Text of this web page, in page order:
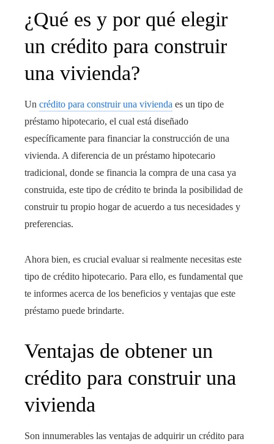
¿Qué es y por qué elegir
un crédito para construir
una vivienda?
Un crédito para construir una vivienda es un tipo de
préstamo hipotecario, el cual está diseñado
específicamente para financiar la construcción de una
vivienda. A diferencia de un préstamo hipotecario
tradicional, donde se financia la compra de una casa ya
construida, este tipo de crédito te brinda la posibilidad de
construir tu propio hogar de acuerdo a tus necesidades y
preferencias.
Ahora bien, es crucial evaluar si realmente necesitas este
tipo de crédito hipotecario. Para ello, es fundamental que
te informes acerca de los beneficios y ventajas que este
préstamo puede brindarte.
Ventajas de obtener un
crédito para construir una
vivienda
Son innumerables las ventajas de adquirir un crédito para